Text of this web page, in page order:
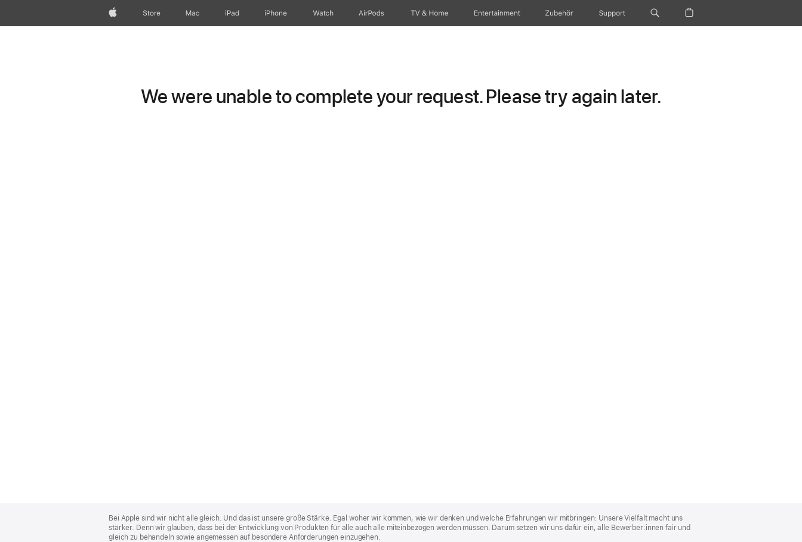
Apple Store Mac iPad iPhone Watch AirPods TV & Home Entertainment Zubehör Support
We were unable to complete your request. Please try again later.
Footer
Bei Apple sind wir nicht alle gleich. Und das ist unsere große Stärke. Egal woher wir kommen, wie wir denken und welche Erfahrungen wir mitbringen: Unsere Vielfalt macht uns
stärker. Denn wir glauben, dass bei der Entwicklung von Produkten für alle auch alle miteinbezogen werden müssen. Darum setzen wir uns dafür ein, alle Bewerber:innen fair und
gleich zu behandeln sowie angemessen auf besondere Anforderungen einzugehen.